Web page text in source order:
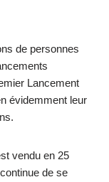
de personnes
Lancement
évidemment leur
vendu en 25
de se